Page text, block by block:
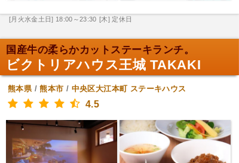
[月火水金土日] 18:00～23:30 [木] 定休日
国産牛の柔らかカットステーキランチ。
ビクトリアハウス王城 TAKAKI
熊本県/熊本市 / 中央区大江本町 ステーキハウス
4.5